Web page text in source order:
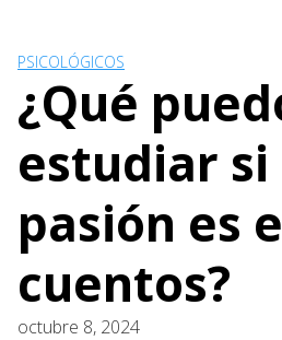
PSICOLÓGICOS
¿Qué
estudiar si
pasión es
cuentos?
octubre 8, 2024